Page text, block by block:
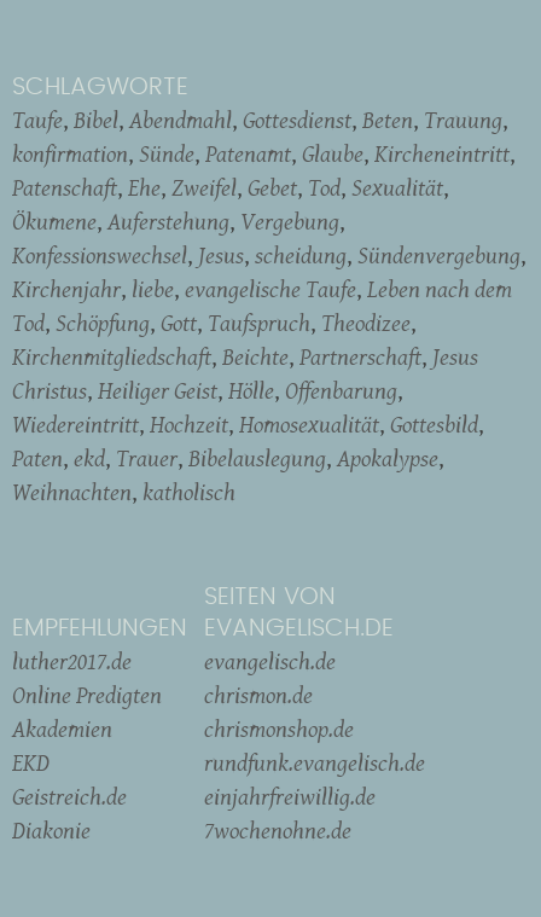
SCHLAGWORTE
Taufe Bibel Abendmahl Gottesdienst Beten Trauung
konfirmation Sünde Patenamt Glaube Kircheneintritt
Patenschaft Ehe Zweifel Gebet Tod Sexualität
Ökumene Auferstehung Vergebung
Konfessionswechsel Jesus scheidung Sündenvergebung
Kirchenjahr liebe evangelische Taufe Leben nach dem
Tod Schöpfung Gott Taufspruch Theodizee
Kirchenmitgliedschaft Beichte Partnerschaft Jesus
Christus Heiliger Geist Hölle Offenbarung
Wiedereintritt Hochzeit Homosexualität Gottesbild
Paten ekd Trauer Bibelauslegung Apokalypse
Weihnachten katholisch
EMPFEHLUNGEN
luther2017.de
Online Predigten
Akademien
EKD
Geistreich.de
Diakonie
SEITEN VON
EVANGELISCH.DE
evangelisch.de
chrismon.de
chrismonshop.de
rundfunk.evangelisch.de
einjahrfreiwillig.de
7wochenohne.de